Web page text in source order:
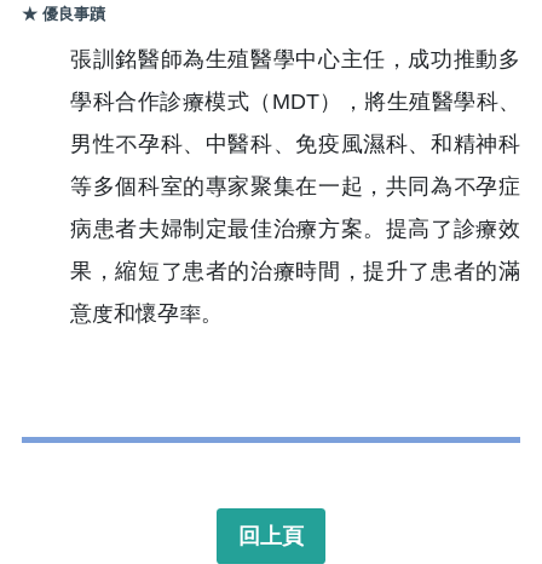
★ 優良事蹟
張訓銘醫師為生殖醫學中心主任，成功推動多
學科合作診療模式（MDT），將生殖醫學科、
男性不孕科、中醫科、免疫風濕科、和精神科
等多個科室的專家聚集在一起，共同為不孕症
病患者夫婦制定最佳治療方案。提高了診療效
果，縮短了患者的治療時間，提升了患者的滿
意度和懷孕率。
回上頁